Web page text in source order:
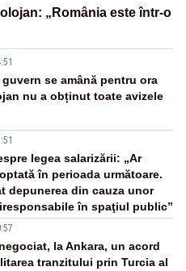
„România este într-o
se amână pentru ora
nu a obținut toate avizele
legea salarizării: „Ar
în perioada următoare.
depunerea din cauza unor
în spaţiul public”
la Ankara, un acord
tranzitului prin Turcia al